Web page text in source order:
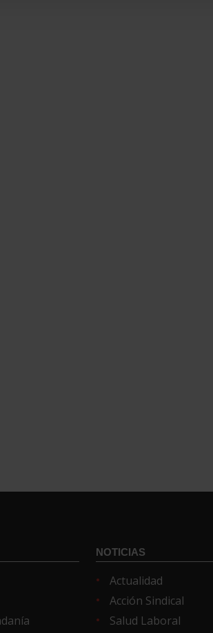
NOTICIAS
Actualidad
Acción Sindical
Salud Laboral